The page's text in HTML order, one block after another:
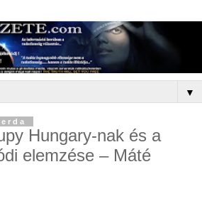
▼
Hungary-nak és a
elemzése – Máté